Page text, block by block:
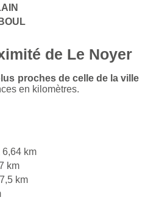
de Le Noyer
proches de celle de la ville
en kilomètres.
6,64 km
km
km